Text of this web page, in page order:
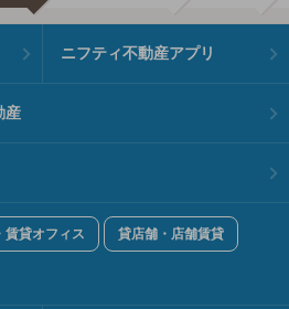
ニフティ不動産アプリ
産
賃貸オフィス 貸店舗・店舗賃貸